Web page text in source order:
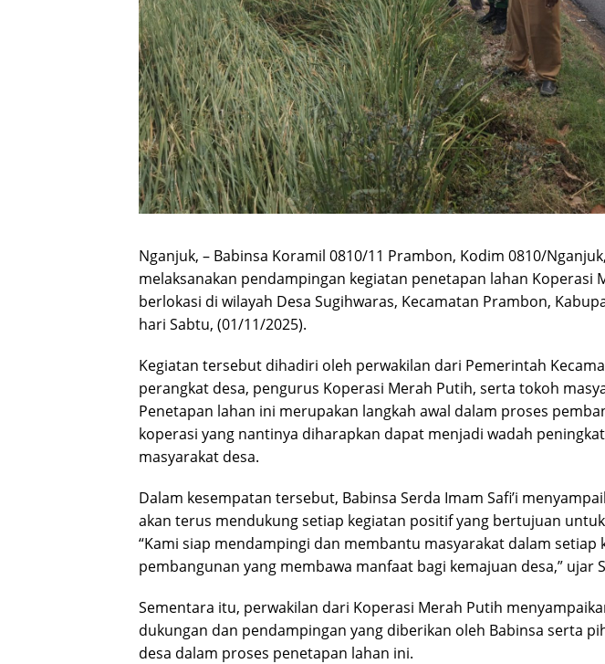
Nganjuk, – Babinsa Koramil 0810/11 Prambon, Kodim 0810/
melaksanakan pendampingan kegiatan penetapan lahan Koperasi
berlokasi di wilayah Desa Sugihwaras, Kecamatan Prambon,
hari Sabtu, (01/11/2025).
Kegiatan tersebut dihadiri oleh perwakilan dari Pemerintah
perangkat desa, pengurus Koperasi Merah Putih, serta tokoh
Penetapan lahan ini merupakan langkah awal dalam proses
koperasi yang nantinya diharapkan dapat menjadi wadah
masyarakat desa.
Dalam kesempatan tersebut, Babinsa Serda Imam Safi’i
akan terus mendukung setiap kegiatan positif yang bertujuan
“Kami siap mendampingi dan membantu masyarakat dalam setiap
pembangunan yang membawa manfaat bagi kemajuan desa,” ujar
Sementara itu, perwakilan dari Koperasi Merah Putih
dukungan dan pendampingan yang diberikan oleh Babinsa serta
desa dalam proses penetapan lahan ini.